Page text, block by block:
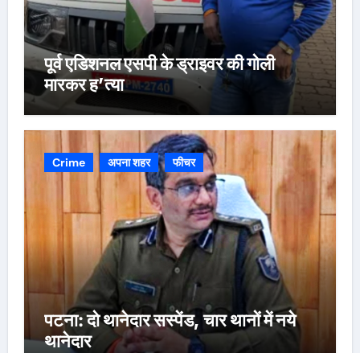
पूर्व एडिशनल एसपी के ड्राइवर की गोली
मारकर ह’त्या
Crime अपना शहर फीचर
पटना: दो थानेदार सस्पेंड, चार थानों में नये
थानेदार